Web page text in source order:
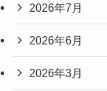
2026年7月
2026年6月
2026年3月